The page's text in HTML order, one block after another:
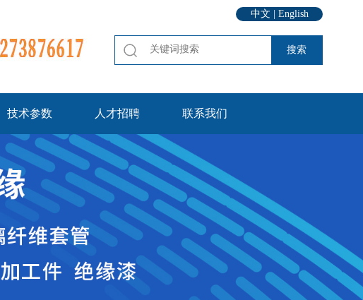
中文 English
技术参数 人才招聘 联系我们